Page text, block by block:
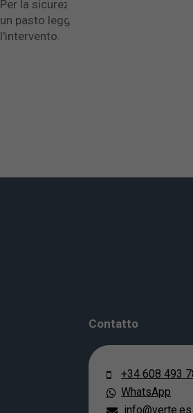
Per la sicurezza. Prima di qualsiasi
un pasto leggero. Se non si osserva
l'intervento.
Contatto
+34 608 493
WhatsApp
info@verte.es